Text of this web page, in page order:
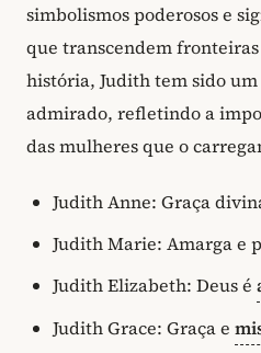
simbolismos poderosos e
que transcendem
história, Judith tem sido
admirado, refletindo a
das mulheres que o
Judith Anne: Graça
Judith Marie: Amarga e
Judith Elizabeth: Deus é
Judith Grace: Graça e